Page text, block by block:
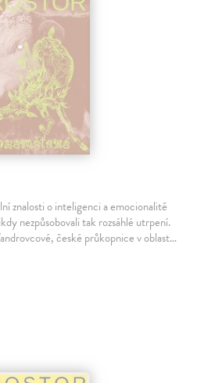
znalosti o inteligenci a emocionalitě
nezpůsobovali tak rozsáhlé utrpení.
české průkopnice v oblast…